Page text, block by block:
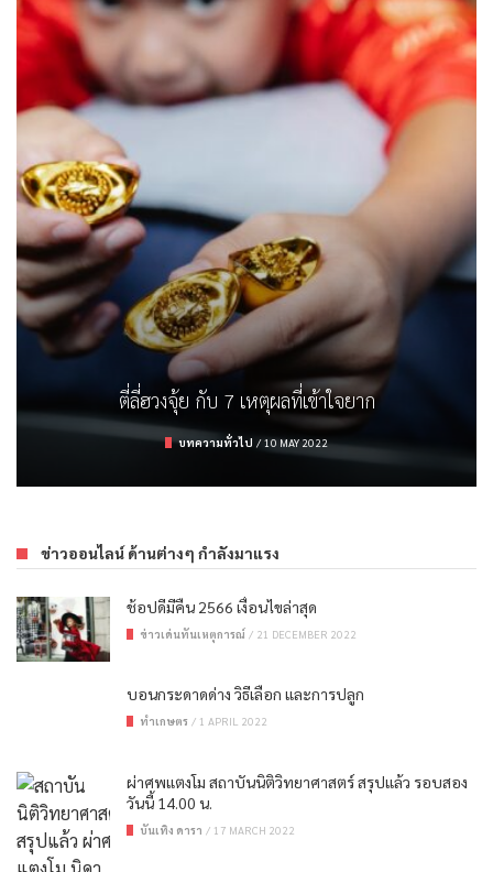
ตี่ลี่ฮวงจุ้ย กับ 7 เหตุผลที่เข้าใจยาก
บทความทั่วไป / 10 MAY 2022
ตรวจสลาก ธอส. งวด 16/3/65
การลงทุน 16 MARCH 2022
รถยนต์ไฟฟ้า คิดให้ดีก่อนมีครอบครอง
ยานยนต์ / 9 APRIL 2022
รู้จักกับจุดความร้อน (Hot Spot) และสาเหตุ
บทความทั่วไป / 19 FEBRUARY 2023
ข่าวออนไลน์ ด้านต่างๆ กำลังมาแรง
ช้อปดีมีคืน 2566 เงื่อนไขล่าสุด
ข่าวเด่นทันเหตุการณ์ / 21 DECEMBER 2022
บอนกระดาดด่าง วิธีเลือก และการปลูก
ทำเกษตร / 1 APRIL 2022
ผ่าศพแตงโม สถาบันนิติวิทยาศาสตร์ สรุปแล้ว รอบสอง
วันนี้ 14.00 น.
บันเทิง ดารา / 17 MARCH 2022